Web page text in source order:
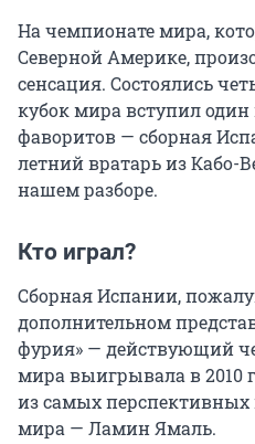
На чемпионате мира,
Северной Америке,
сенсация. Состоялись
кубок мира вступил
фаворитов — сборная
летний вратарь из Кабо-
нашем разборе.
Кто играл?
Сборная Испании,
дополнительном
фурия» — действующий
мира выигрывала в 2010
из самых
мира — Ламин Ямаль.